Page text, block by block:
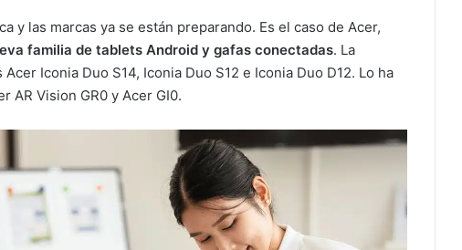
y las marcas ya se están preparando. Es el caso de Acer,
familia de tablets Android y gafas conectadas. La
Iconia Duo S14, Iconia Duo S12 e Iconia Duo D12. Lo ha
AR Vision GR0 y Acer GI0.